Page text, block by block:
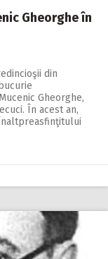
Gheorghe în
din
Gheorghe,
În acest an,